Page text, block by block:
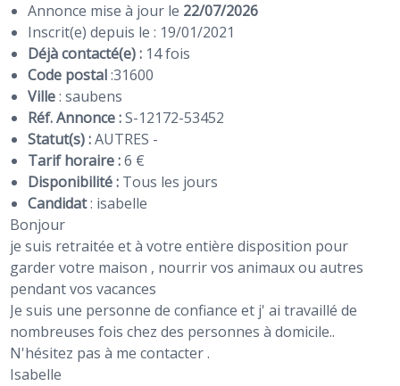
Annonce mise à jour le 22/07/2026
Inscrit(e) depuis le : 19/01/2021
Déjà contacté(e) : 14 fois
Code postal:31600
Ville: saubens
Réf. Annonce :S-12172-53452
Statut(s) :AUTRES -
Tarif horaire :6 €
Disponibilité : Tous les jours
Candidat: isabelle
Bonjour
je suis retraitée et à votre entière disposition pour
garder votre maison , nourrir vos animaux ou autres
pendant vos vacances
Je suis une personne de confiance et j' ai travaillé de
nombreuses fois chez des personnes à domicile..
N'hésitez pas à me contacter .
Isabelle